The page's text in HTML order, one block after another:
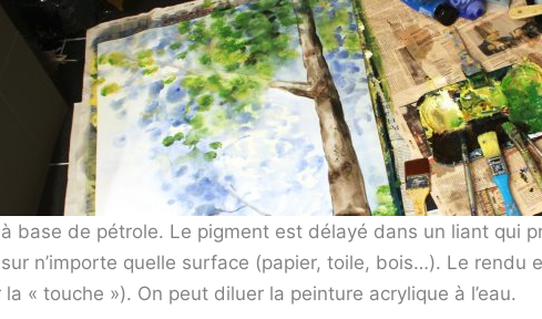
base de pétrole. Le pigment est délayé dans un liant qui
n’importe quelle surface (papier, toile, bois…). Le
« touche »). On peut diluer la peinture acrylique à l’eau.